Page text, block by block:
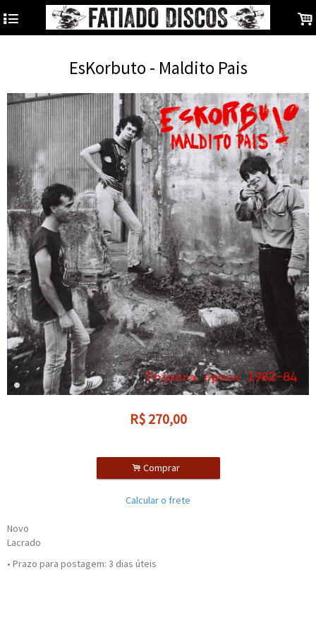
4 .
EsKorbuto - Maldito Pais
R$ 270,00
. Comprar
Calcular o frete
Novo
Lacrado
• Prazo para postagem: 3 dias úteis